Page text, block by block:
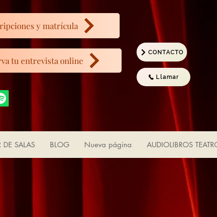
tu entrevista online
Llamar
CONTACTO
y matrícula
DE SALAS BLOG Nueva página AUDIOLIBROS